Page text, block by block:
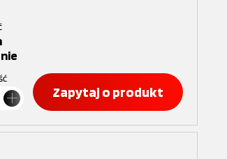
Zapytaj o produkt